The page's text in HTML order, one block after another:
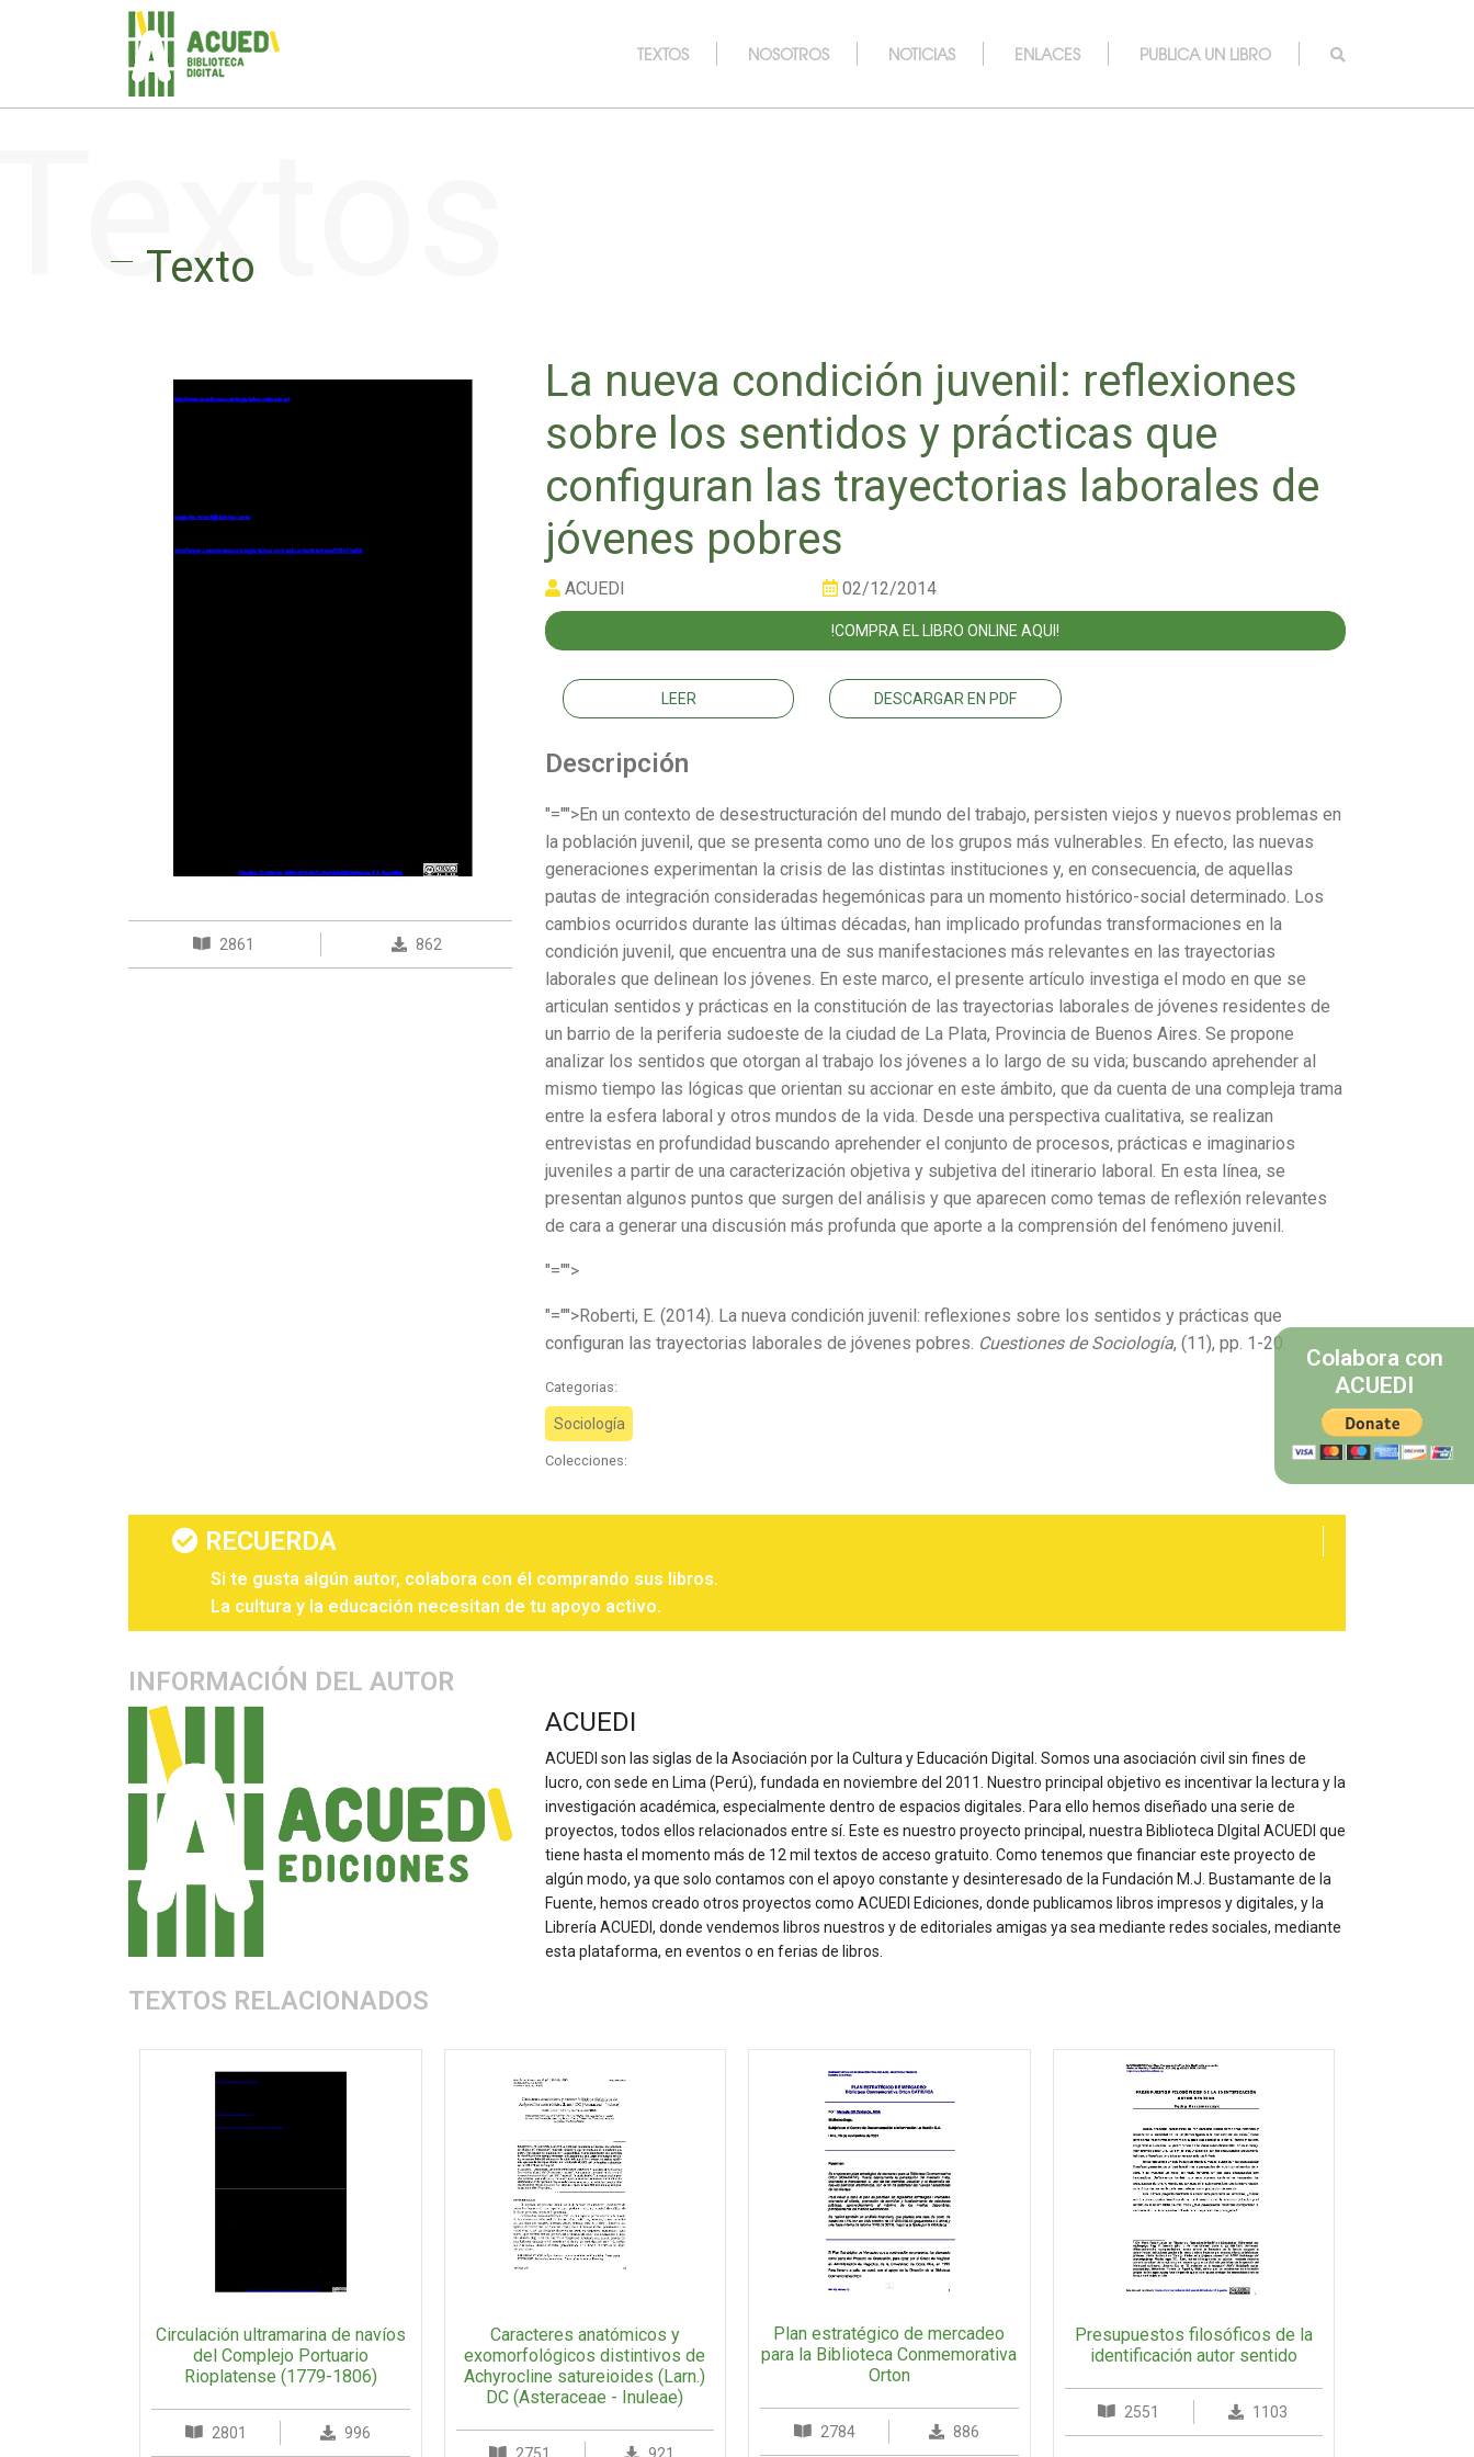
TEXTOS NOSOTROS NOTICIAS ENLACES PUBLICA UN LIBRO
Texto
2861 862
La nueva condición juvenil: reflexiones
sobre los sentidos y prácticas que
configuran las trayectorias laborales de
jóvenes pobres
ACUEDI 02/12/2014
!COMPRA EL LIBRO ONLINE AQUI!
LEER DESCARGAR EN PDF
Descripción
"="">En un contexto de desestructuración del mundo del trabajo, persisten viejos y nuevos problemas en
la población juvenil, que se presenta como uno de los grupos más vulnerables. En efecto, las nuevas
generaciones experimentan la crisis de las distintas instituciones y, en consecuencia, de aquellas
pautas de integración consideradas hegemónicas para un momento histórico-social determinado. Los
cambios ocurridos durante las últimas décadas, han implicado profundas transformaciones en la
condición juvenil, que encuentra una de sus manifestaciones más relevantes en las trayectorias
laborales que delinean los jóvenes. En este marco, el presente artículo investiga el modo en que se
articulan sentidos y prácticas en la constitución de las trayectorias laborales de jóvenes residentes de
un barrio de la periferia sudoeste de la ciudad de La Plata, Provincia de Buenos Aires. Se propone
analizar los sentidos que otorgan al trabajo los jóvenes a lo largo de su vida; buscando aprehender al
mismo tiempo las lógicas que orientan su accionar en este ámbito, que da cuenta de una compleja trama
entre la esfera laboral y otros mundos de la vida. Desde una perspectiva cualitativa, se realizan
entrevistas en profundidad buscando aprehender el conjunto de procesos, prácticas e imaginarios
juveniles a partir de una caracterización objetiva y subjetiva del itinerario laboral. En esta línea, se
presentan algunos puntos que surgen del análisis y que aparecen como temas de reflexión relevantes
de cara a generar una discusión más profunda que aporte a la comprensión del fenómeno juvenil.
"="">
"="">Roberti, E. (2014). La nueva condición juvenil: reflexiones sobre los sentidos y prácticas que
configuran las trayectorias laborales de jóvenes pobres. Cuestiones de Sociología, (11), pp. 1-20.
Categorias:
Sociología
Colecciones:
RECUERDA
Si te gusta algún autor, colabora con él comprando sus libros.
La cultura y la educación necesitan de tu apoyo activo.
INFORMACIÓN DEL AUTOR
ACUEDI
ACUEDI son las siglas de la Asociación por la Cultura y Educación Digital. Somos una asociación civil sin fines de
lucro, con sede en Lima (Perú), fundada en noviembre del 2011. Nuestro principal objetivo es incentivar la lectura y la
investigación académica, especialmente dentro de espacios digitales. Para ello hemos diseñado una serie de
proyectos, todos ellos relacionados entre sí. Este es nuestro proyecto principal, nuestra Biblioteca DIgital ACUEDI que
tiene hasta el momento más de 12 mil textos de acceso gratuito. Como tenemos que financiar este proyecto de
algún modo, ya que solo contamos con el apoyo constante y desinteresado de la Fundación M.J. Bustamante de la
Fuente, hemos creado otros proyectos como ACUEDI Ediciones, donde publicamos libros impresos y digitales, y la
Librería ACUEDI, donde vendemos libros nuestros y de editoriales amigas ya sea mediante redes sociales, mediante
esta plataforma, en eventos o en ferias de libros.
TEXTOS RELACIONADOS
Circulación ultramarina de navíos
del Complejo Portuario
Rioplatense (1779-1806)
2801 996
Caracteres anatómicos y
exomorfológicos distintivos de
Achyrocline satureioides (Larn.)
DC (Asteraceae - Inuleae)
Plan estratégico de mercadeo
para la Biblioteca Conmemorativa
Orton
2784 886
Presupuestos filosóficos de la
identificación autor sentido
2551 1103
Colabora con
ACUEDI